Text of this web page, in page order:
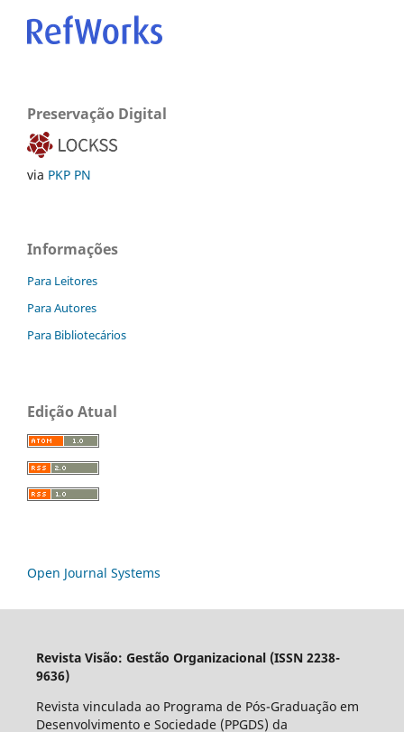
Preservação Digital
via PKP PN
Informações
Para Leitores
Para Autores
Para Bibliotecários
Edição Atual
Open Journal Systems
Revista Visão: Gestão Organizacional (ISSN 2238-
9636)
Revista vinculada ao Programa de Pós-Graduação em
Desenvolvimento e Sociedade (PPGDS) da